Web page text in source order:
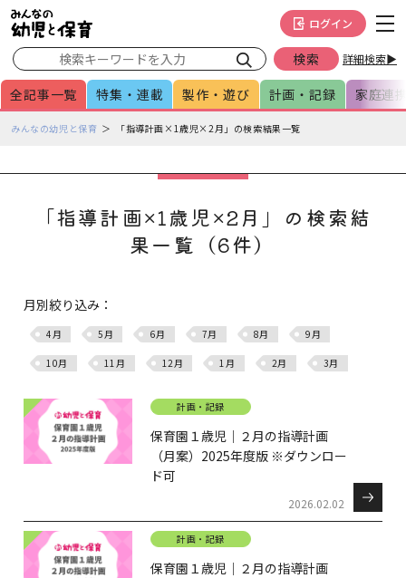
詳細検索▶
ログイン
全記事一覧 特集・連載 製作・遊び 計画・記録 家庭連
ペみんなの幼児と保育 「指導計画×1歳児×2月」の検索結果一覧
「指導計画×1歳児×2月」の検索結
果一覧（6件）
月別絞り込み：
4月 5月 6月 7月 8月 9月
10月 11月 12月 1月 2月 3月
計画・記録
保育園１歳児｜２月の指導計画
（月案）2025年度版 ※ダウンロー
ド可
2026.02.02
計画・記録
保育園１歳児｜２月の指導計画